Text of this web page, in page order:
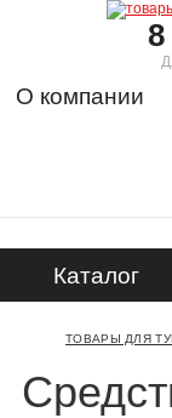
8
О компании
Каталог
ТОВАРЫ ДЛЯ